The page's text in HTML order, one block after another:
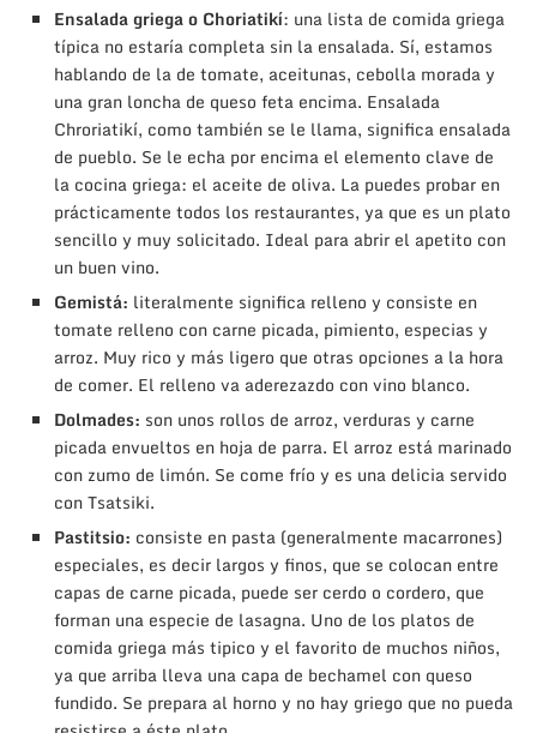
Ensalada griega o Choriatikí: una lista de comida griega
típica no estaría completa sin la ensalada. Sí, estamos
hablando de la de tomate, aceitunas, cebolla morada y
una gran loncha de queso feta encima. Ensalada
Chroriatikí, como también se le llama, significa ensalada
de pueblo. Se le echa por encima el elemento clave de
la cocina griega: el aceite de oliva. La puedes probar en
prácticamente todos los restaurantes, ya que es un plato
sencillo y muy solicitado. Ideal para abrir el apetito con
un buen vino.
Gemistá: literalmente significa relleno y consiste en
tomate relleno con carne picada, pimiento, especias y
arroz. Muy rico y más ligero que otras opciones a la hora
de comer. El relleno va aderezazdo con vino blanco.
Dolmades: son unos rollos de arroz, verduras y carne
picada envueltos en hoja de parra. El arroz está marinado
con zumo de limón. Se come frío y es una delicia servido
con Tsatsiki.
Pastitsio: consiste en pasta (generalmente macarrones)
especiales, es decir largos y finos, que se colocan entre
capas de carne picada, puede ser cerdo o cordero, que
forman una especie de lasagna. Uno de los platos de
comida griega más tipico y el favorito de muchos niños,
ya que arriba lleva una capa de bechamel con queso
fundido. Se prepara al horno y no hay griego que no pueda